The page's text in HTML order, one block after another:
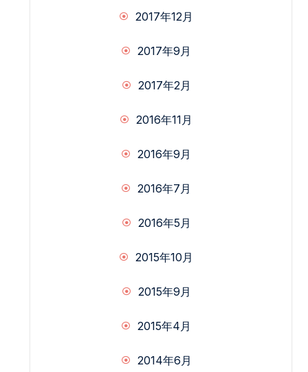
2017年12月
2017年9月
2017年2月
2016年11月
2016年9月
2016年7月
2016年5月
2015年10月
2015年9月
2015年4月
2014年6月